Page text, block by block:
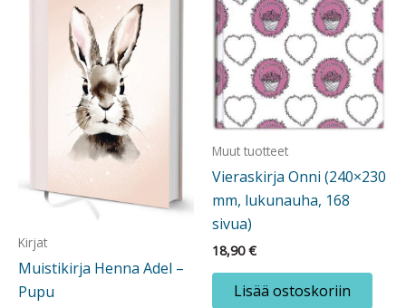
Kirjat
Muistikirja Henna Adel –
Pupu
Muut tuotteet
Vieraskirja Onni (240×230
mm, lukunauha, 168
sivua)
18,90€
Lisää ostoskoriin